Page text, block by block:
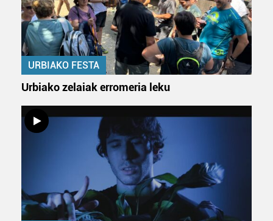
fitxategiak erabiltzen ditu. Zure esperientzia eta
zerbitzuak hobetzeko asmoz, cookie teknologiaz
baliatzen gara. Ohar hau onartuz gero, teknologia hori
erabiltzeko baimen esplizitua ematen diguzu.Gehiago
irakurri
URBIAKO FESTA
Urbiako zelaiak erromeria leku